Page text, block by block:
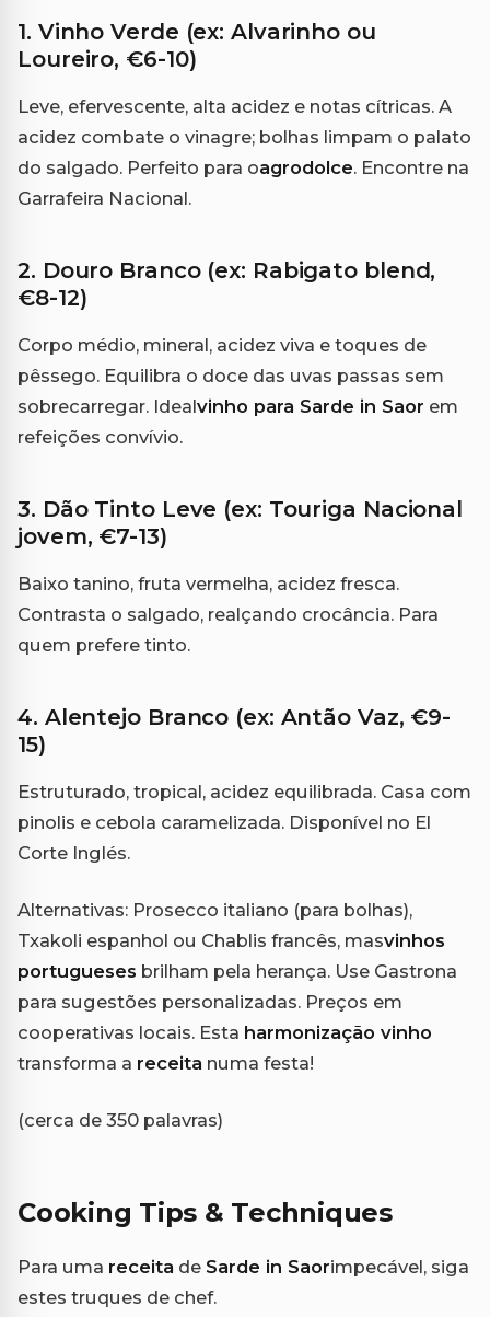
1. Vinho Verde (ex: Alvarinho ou
Loureiro, €6-10)
Leve, efervescente, alta acidez e notas cítricas. A
acidez combate o vinagre; bolhas limpam o palato
do salgado. Perfeito para oagrodolce. Encontre na
Garrafeira Nacional.
2. Douro Branco (ex: Rabigato blend,
€8-12)
Corpo médio, mineral, acidez viva e toques de
pêssego. Equilibra o doce das uvas passas sem
sobrecarregar. Idealvinho para Sarde in Saor em
refeições convívio.
3. Dão Tinto Leve (ex: Touriga Nacional
jovem, €7-13)
Baixo tanino, fruta vermelha, acidez fresca.
Contrasta o salgado, realçando crocância. Para
quem prefere tinto.
4. Alentejo Branco (ex: Antão Vaz, €9-
15)
Estruturado, tropical, acidez equilibrada. Casa com
pinolis e cebola caramelizada. Disponível no El
Corte Inglés.
Alternativas: Prosecco italiano (para bolhas),
Txakoli espanhol ou Chablis francês, masvinhos
portugueses brilham pela herança. Use Gastrona
para sugestões personalizadas. Preços em
cooperativas locais. Esta harmonização vinho
transforma a receita numa festa!
(cerca de 350 palavras)
Cooking Tips & Techniques
Para uma receita de Sarde in Saorimpecável, siga
estes truques de chef.